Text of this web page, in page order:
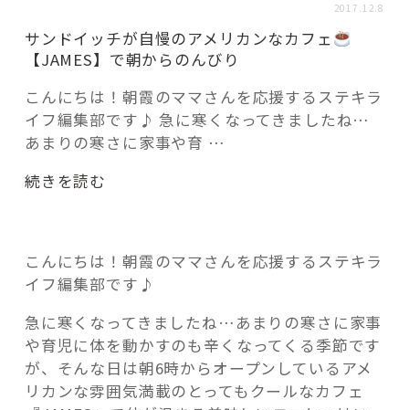
「モノ」
「ひと」
コーディネーター紹介
これからの暮らし 住み替え相談
2017.12.8
サンドイッチが自慢のアメリカンなカフェ
【JAMES】で朝からのんびり
こんにちは！朝霞のママさんを応援するステキラ
イフ編集部です♪ 急に寒くなってきましたね…
あまりの寒さに家事や育 …
“サ
ッ
チ
が
自
慢
の
続きを読む
こんにちは！朝霞のママさんを応援するステキラ
イフ編集部です♪
急に寒くなってきましたね…あまりの寒さに家事
や育児に体を動かすのも辛くなってくる季節です
が、そんな日は朝6時からオープンしているアメ
リカンな雰囲気満載のとってもクールなカフェ